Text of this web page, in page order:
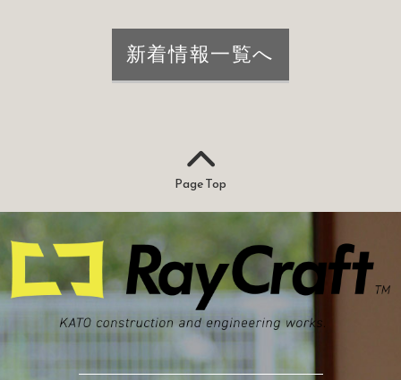
新着情報一覧へ
Page Top